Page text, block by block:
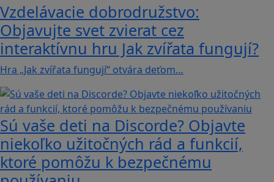
Vzdelávacie dobrodružstvo:
Objavujte svet zvierat cez
interaktívnu hru Jak zvířata fungují?
Hra „Jak zvířata fungují“ otvára deťom…
Sú vaše deti na Discorde? Objavte
niekoľko užitočných rád a funkcií,
ktoré pomôžu k bezpečnému